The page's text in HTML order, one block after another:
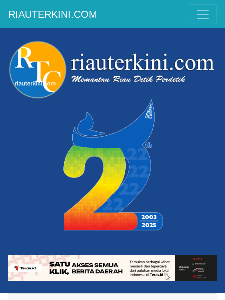
RIAUTERKINI.COM